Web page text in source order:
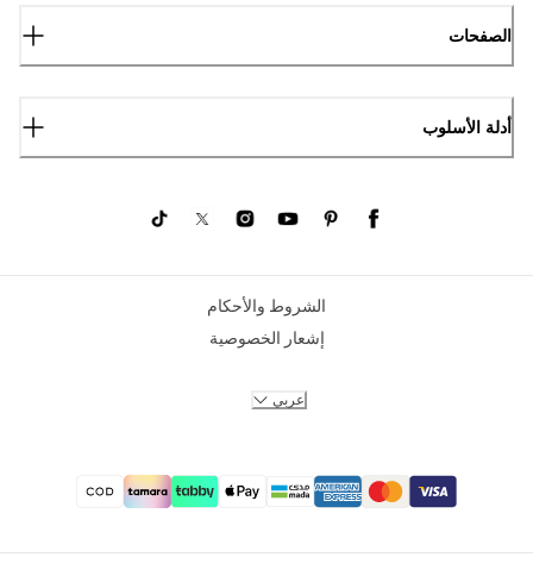
الصفحات
أدلة الأسلوب
الشروط والأحكام
إشعار الخصوصية
عربي